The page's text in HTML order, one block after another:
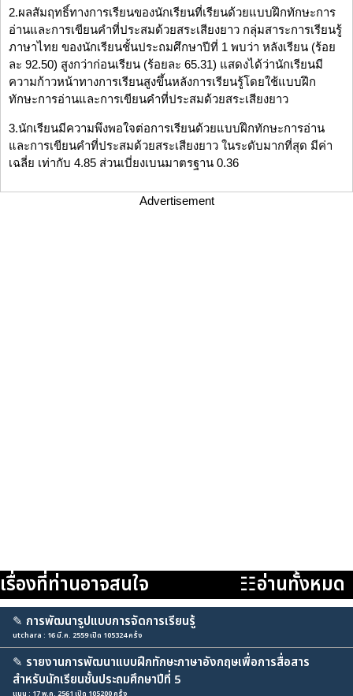
2.ผลสัมฤทธิ์ทางการเรียนของนักเรียนที่เรียนด้วยแบบฝึกทักษะการ
อ่านและการเขียนคำที่ประสมด้วยสระเสียงยาว กลุ่มสาระการเรียนรู้
ภาษาไทย ของนักเรียนชั้นประถมศึกษาปีที่ 1 พบว่า หลังเรียน (ร้อย
ละ 92.50) สูงกว่าก่อนเรียน (ร้อยละ 65.31) แสดงได้ว่านักเรียนมี
ความก้าวหน้าทางการเรียนสูงขึ้นหลังการเรียนรู้โดยใช้แบบฝึก
ทักษะการอ่านและการเขียนคำที่ประสมด้วยสระเสียงยาว
3.นักเรียนมีความพึงพอใจต่อการเรียนด้วยแบบฝึกทักษะการอ่าน
และการเขียนคำที่ประสมด้วยสระเสียงยาว ในระดับมากที่สุด มีค่า
เฉลี่ย เท่ากับ 4.85 ส่วนเบี่ยงเบนมาตรฐาน 0.36
Advertisement
เรื่องที่ท่านอาจสนใจ ☷อ่านทั้งหมด
✎ การพัฒนารูปแบบการจัดการเรียนรู้
utchara : 16 มี.ค. 2559 เปิด 105324 ครั้ง
✎ รายงานการพัฒนาแบบฝึกทักษะภาษาอังกฤษเพื่อการสื่อสาร
สำหรับนักเรียนชั้นประถมศึกษาปีที่ 5